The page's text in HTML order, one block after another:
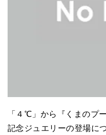
「４℃」から『くまのプ
記念ジュエリーの登場に